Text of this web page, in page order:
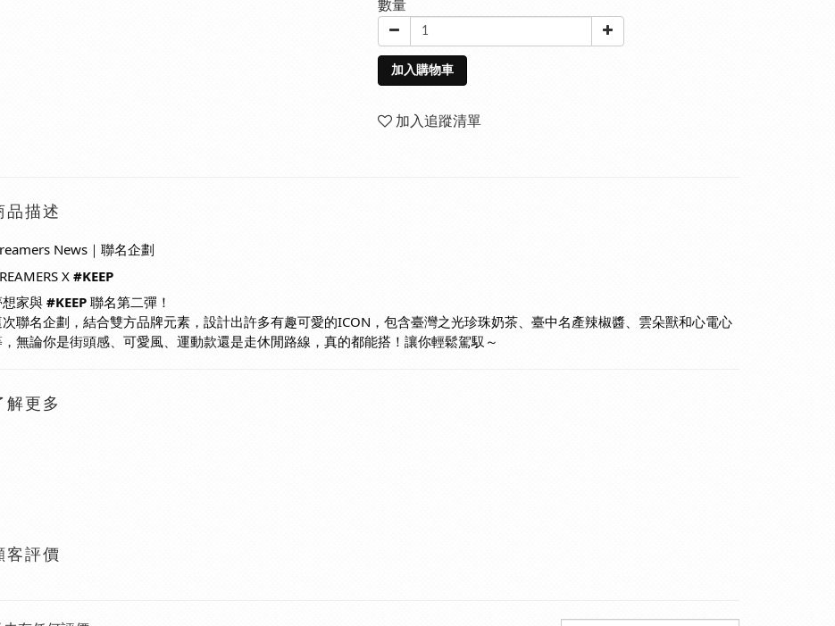
數量
加入購物車
加入追蹤清單
品描述
News｜聯名企劃
X#KEEP
家與 #KEEP 聯名第二彈！
聯名企劃，結合雙方品牌元素，設計出許多有趣可愛的ICON，包含臺灣之光珍珠奶茶、臺中名產辣椒醬、雲朵獸和心電心
無論你是街頭感、可愛風、運動款還是走休閒路線，真的都能搭！讓你輕鬆駕馭～
解更多
客評價